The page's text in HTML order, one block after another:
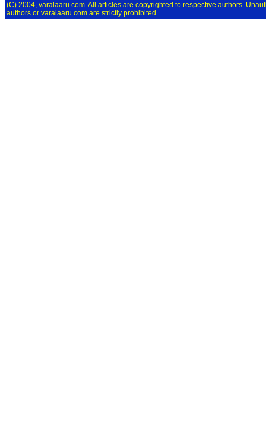
(C) 2004, varalaaru.com. All articles are copyrighted to respective authors.
authors or varalaaru.com are strictly prohibited.